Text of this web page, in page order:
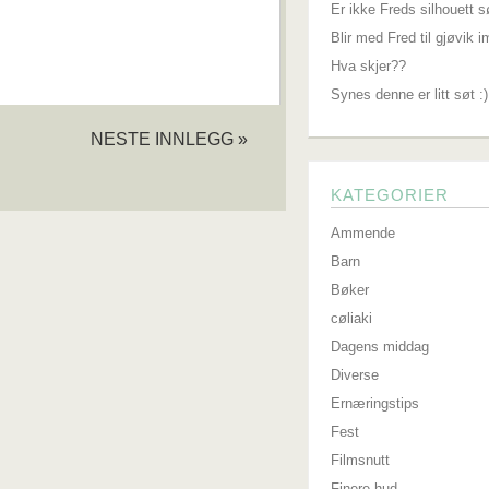
NESTE INNLEGG »
Er ikke Freds silhouett
Blir med Fred til gjøvik
Hva skjer??
Synes denne er litt søt :)
KATEGORIER
Ammende
Barn
Bøker
cøliaki
Dagens middag
Diverse
Ernæringstips
Fest
Filmsnutt